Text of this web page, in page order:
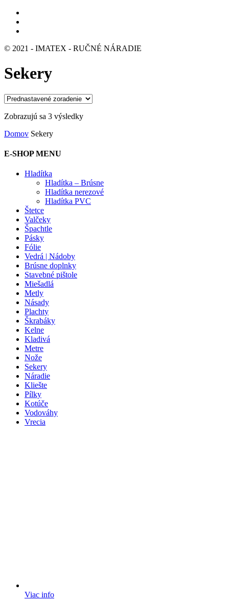
© 2021 - IMATEX - RUČNÉ NÁRADIE
Sekery
Zobrazujú sa 3 výsledky
Domov Sekery
E-SHOP MENU
Hladítka
Hladítka – Brúsne
Hladítka nerezové
Hladítka PVC
Štetce
Valčeky
Špachtle
Pásky
Fólie
Vedrá | Nádoby
Brúsne doplnky
Stavebné pištole
Miešadlá
Metly
Násady
Plachty
Škrabáky
Kelne
Kladivá
Metre
Nože
Sekery
Náradie
Kliešte
Pílky
Kotúče
Vodováhy
Vrecia
Viac info